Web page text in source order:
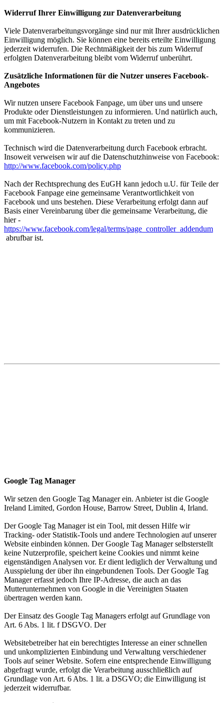
Widerruf Ihrer Einwilligung zur Datenverarbeitung
Viele Datenverarbeitungsvorgänge sind nur mit Ihrer ausdrücklichen
Einwilligung möglich. Sie können eine bereits erteilte Einwilligung
jederzeit widerrufen. Die Rechtmäßigkeit der bis zum Widerruf
erfolgten Datenverarbeitung bleibt vom Widerruf unberührt.
Zusätzliche Informationen für die Nutzer unseres Facebook-
Angebotes
Wir nutzen unsere Facebook Fanpage, um über uns und unsere
Produkte oder Dienstleistungen zu informieren. Und natürlich auch,
um mit Facebook-Nutzern in Kontakt zu treten und zu
kommunizieren.
Technisch wird die Datenverarbeitung durch Facebook erbracht.
Insoweit verweisen wir auf die Datenschutzhinweise von Facebook:
http://www.facebook.com/policy.php
Nach der Rechtsprechung des EuGH kann jedoch u.U. für Teile der
Facebook Fanpage eine gemeinsame Verantwortlichkeit von
Facebook und uns bestehen. Diese Verarbeitung erfolgt dann auf
Basis einer Vereinbarung über die gemeinsame Verarbeitung, die
hier -
https://www.facebook.com/legal/terms/page_controller_addendum
abrufbar ist.
Google Tag Manager
Wir setzen den Google Tag Manager ein. Anbieter ist die Google
Ireland Limited, Gordon House, Barrow Street, Dublin 4, Irland.
Der Google Tag Manager ist ein Tool, mit dessen Hilfe wir
Tracking- oder Statistik-Tools und andere Technologien auf unserer
Website einbinden können. Der Google Tag Manager selbsterstellt
keine Nutzerprofile, speichert keine Cookies und nimmt keine
eigenständigen Analysen vor. Er dient lediglich der Verwaltung und
Ausspielung der über ihn eingebundenen Tools. Der Google Tag
Manager erfasst jedoch Ihre IP-Adresse, die auch an das
Mutterunternehmen von Google in die Vereinigten Staaten
übertragen werden kann.
Der Einsatz des Google Tag Managers erfolgt auf Grundlage von
Art. 6 Abs. 1 lit. f DSGVO. Der
Websitebetreiber hat ein berechtigtes Interesse an einer schnellen
und unkomplizierten Einbindung und Verwaltung verschiedener
Tools auf seiner Website. Sofern eine entsprechende Einwilligung
abgefragt wurde, erfolgt die Verarbeitung ausschließlich auf
Grundlage von Art. 6 Abs. 1 lit. a DSGVO; die Einwilligung ist
jederzeit widerrufbar.